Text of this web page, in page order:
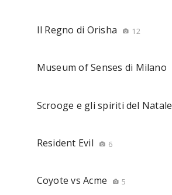
Il Regno di Orisha 12
Museum of Senses di Milano
Scrooge e gli spiriti del Natale
Resident Evil 6
Coyote vs Acme 5